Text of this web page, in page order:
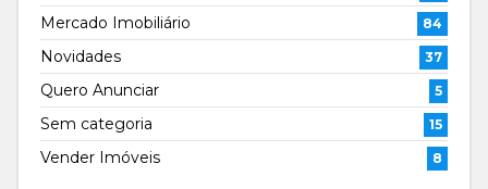
Mercado Imobiliário 84
Novidades 37
Quero Anunciar 5
Sem categoria 15
Vender Imóveis 8